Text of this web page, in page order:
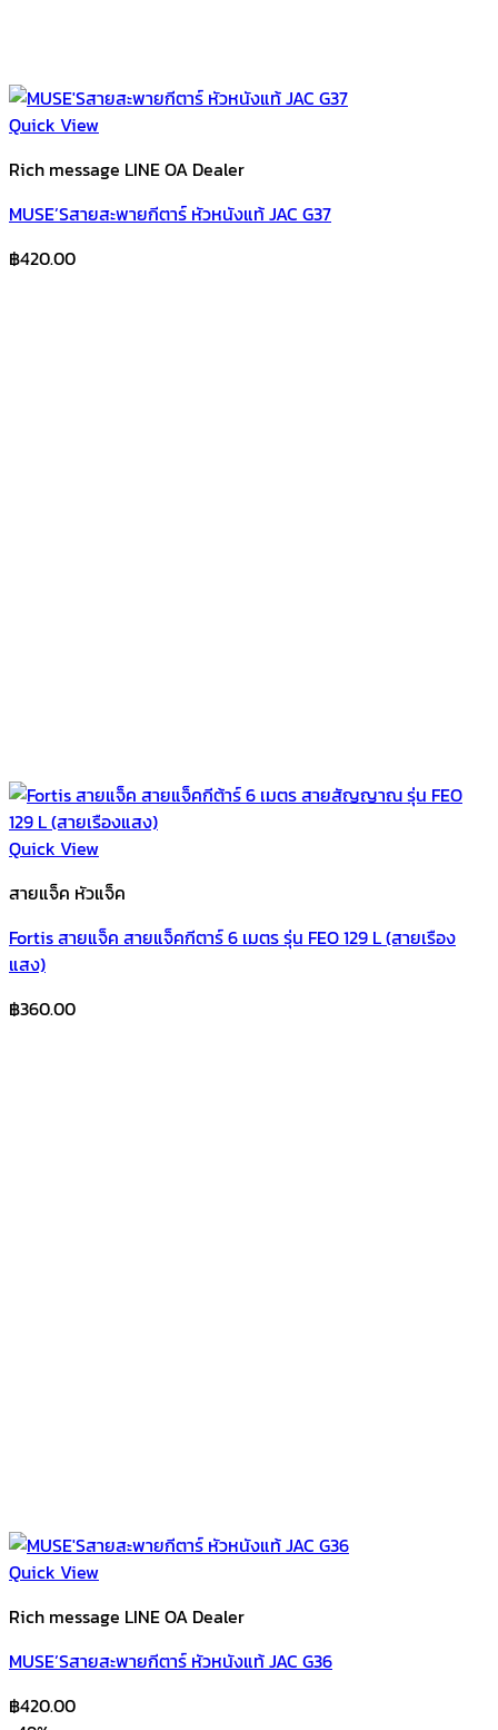
Quick View
Rich message LINE OA Dealer
MUSE’Sสายสะพายกีตาร์ หัวหนังแท้ JAC G37
฿420.00
Quick View
สายแจ็ค หัวแจ็ค
Fortis สายแจ็ค สายแจ็คกีตาร์ 6 เมตร รุ่น FEO 129 L (สายเรือง
แสง)
฿360.00
Quick View
Rich message LINE OA Dealer
MUSE’Sสายสะพายกีตาร์ หัวหนังแท้ JAC G36
฿420.00